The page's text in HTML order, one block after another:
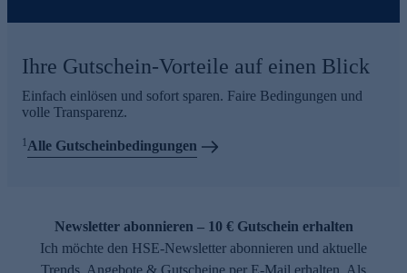
Ihre Gutschein-Vorteile auf einen Blick
Einfach einlösen und sofort sparen. Faire Bedingungen und
volle Transparenz.
1Alle Gutscheinbedingungen
Newsletter abonnieren – 10 € Gutschein erhalten
Ich möchte den HSE-Newsletter abonnieren und aktuelle
Trends, Angebote & Gutscheine per E-Mail erhalten. Als